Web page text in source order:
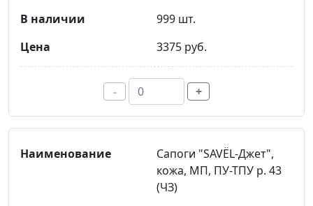
999 шт.
3375 руб.
- +
Сапоги "SAVЁL-Джет",
кожа, МП, ПУ-ТПУ р. 43
(ЧЗ)